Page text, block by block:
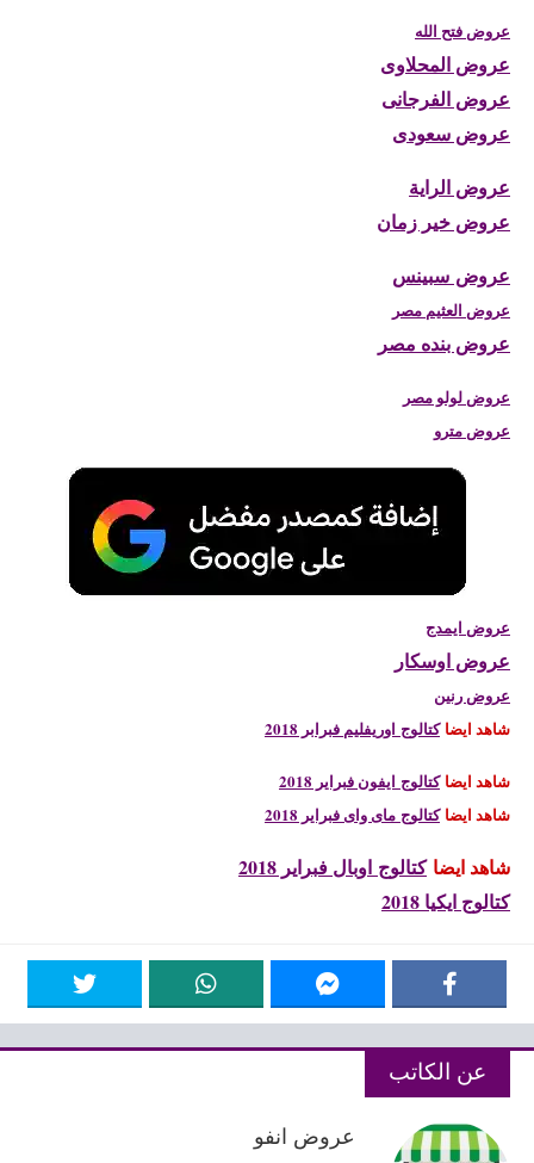
عروض فتح الله
عروض المحلاوى
عروض الفرجانى
عروض سعودى
عروض الراية
عروض خير زمان
عروض سبينس
عروض العثيم مصر
عروض بنده مصر
عروض لولو مصر
عروض مترو
عروض ايمدج
عروض اوسكار
عروض رنين
شاهد ايضاكتالوج اوريفليم فبرابر 2018
شاهد ايضاكتالوج ايفون فبراير 2018
شاهد ايضا كتالوج ماى واى فبراير 2018
شاهد ايضاكتالوج اوبال فبراير 2018
كتالوج ايكيا 2018
عن الكاتب
عروض انفو